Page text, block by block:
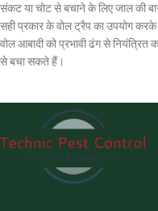
संकट या चोट से बचाने के लिए जाल की
सही प्रकार के वोल ट्रैप का उपयोग
वोल आबादी को प्रभावी ढंग से
से बचा सकते हैं।